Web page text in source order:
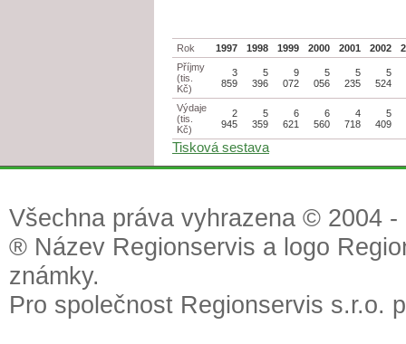
Rok 1997 1998 1999 2000 2001 2002
Příjmy
(tis.
Kč)
3
859
5
396
9
072
5
056
5
235
5
524
Výdaje
(tis.
Kč)
2
945
5
359
6
621
6
560
4
718
5
409
Tisková sestava
Všechna práva vyhrazena © 2004
® Název Regionservis a logo
známky.
Pro společnost Regionservis s.r.o.